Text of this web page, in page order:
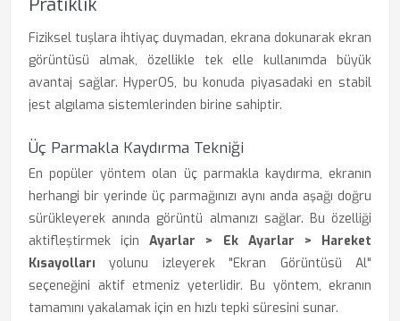
Pratiklik
Fiziksel tuşlara ihtiyaç duymadan, ekrana dokunarak ekran
görüntüsü almak, özellikle tek elle kullanımda büyük
avantaj sağlar. HyperOS, bu konuda piyasadaki en stabil
jest algılama sistemlerinden birine sahiptir.
Üç Parmakla Kaydırma Tekniği
En popüler yöntem olan üç parmakla kaydırma, ekranın
herhangi bir yerinde üç parmağınızı aynı anda aşağı doğru
sürükleyerek anında görüntü almanızı sağlar. Bu özelliği
aktifleştirmek içinAyarlar > Ek Ayarlar > Hareket
Kısayolları yolunu izleyerek "Ekran Görüntüsü Al"
seçeneğini aktif etmeniz yeterlidir. Bu yöntem, ekranın
tamamını yakalamak için en hızlı tepki süresini sunar.